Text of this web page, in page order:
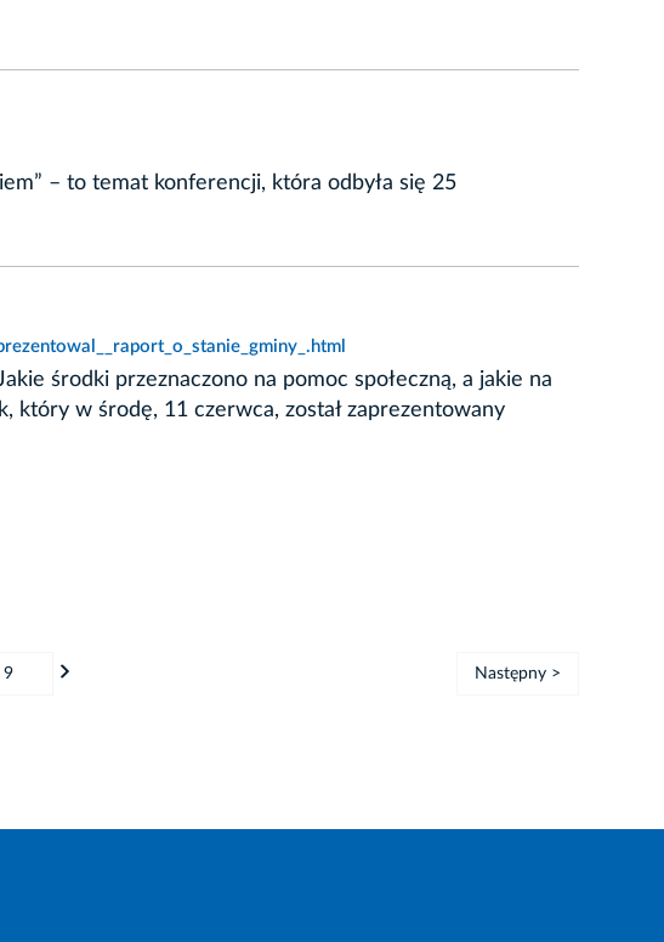
– to temat konferencji, która odbyła się 25
środki przeznaczono na pomoc społeczną, a jakie na
który w środę, 11 czerwca, został zaprezentowany
9 Następny >